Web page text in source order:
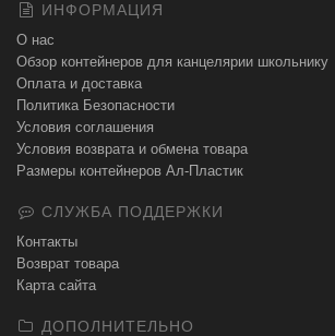
ИНФОРМАЦИЯ
О нас
Обзор контейнеров для канцелярии школьнику
Оплата и доставка
Политика Безопасности
Условия соглашения
Условия возврата и обмена товара
Размеры контейнеров Ал-Пластик
СЛУЖБА ПОДДЕРЖКИ
Контакты
Возврат товара
Карта сайта
ДОПОЛНИТЕЛЬНО